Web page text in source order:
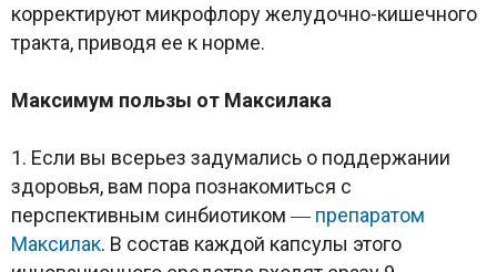
корректируют микрофлору желудочно-кишечного
тракта, приводя ее к норме.
Максимум пользы от Максилака
1. Если вы всерьез задумались о поддержании
здоровья, вам пора познакомиться с
перспективным синбиотиком ―препаратом
Максилак. В состав каждой капсулы этого